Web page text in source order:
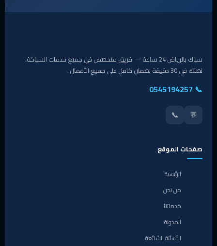
سباك بالرياض 24 ساعة — فريق متخصص في جميع خدمات السباكة.
نصلك في 30 دقيقة بضمان كامل على جميع الأعمال.
📞 0545194257
💬
📞
صفحات الموقع
الرئيسية
من نحن
خدماتنا
المدونة
الأسئلة الشائعة